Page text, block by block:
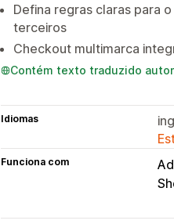
Defina regras claras para
terceiros
Checkout multimarca
Contém texto traduzido
Idiomas
Funciona com